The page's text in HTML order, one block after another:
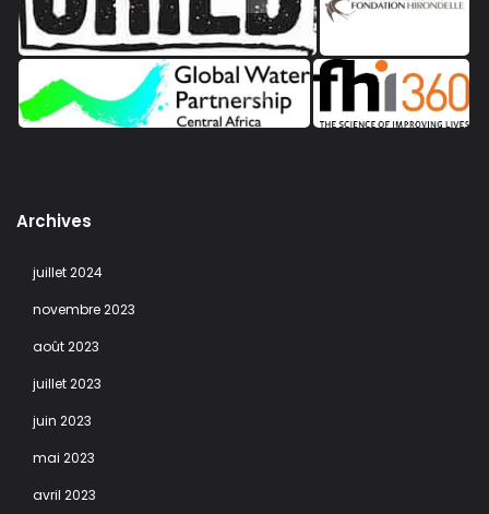
Archives
juillet 2024
novembre 2023
août 2023
juillet 2023
juin 2023
mai 2023
avril 2023